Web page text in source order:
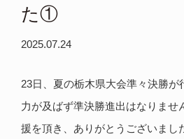
た①
2025.07.24
23日、夏の栃木県大会準々決勝が
力が及ばず準決勝進出はなりませ
援を頂き、ありがとうございまし